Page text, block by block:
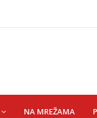
NA MREŽAMA